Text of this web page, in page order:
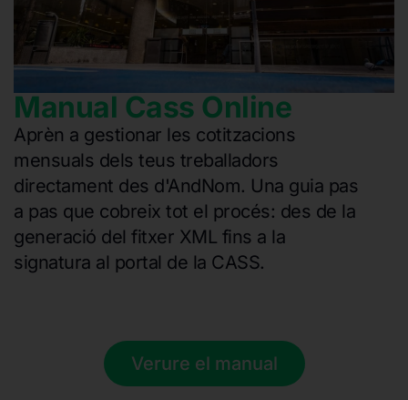
Manual Cass Online
Aprèn a gestionar les cotitzacions
mensuals dels teus treballadors
directament des d'AndNom. Una guia pas
a pas que cobreix tot el procés: des de la
generació del fitxer XML fins a la
signatura al portal de la CASS.
Verure el manual